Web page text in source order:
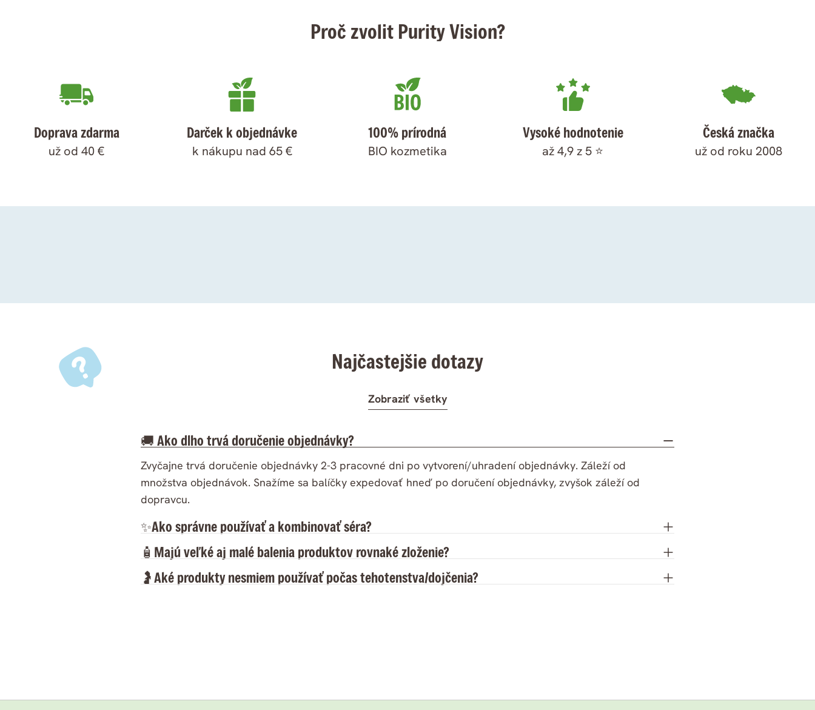
Proč zvolit Purity Vision?
Doprava zdarma
už od 40 €
Darček k objednávke
k nákupu nad 65 €
100% prírodná
BIO kozmetika
Vysoké hodnotenie
až 4,9 z 5 ⭐
Česká značka
už od roku 2008
Najčastejšie dotazy
Zobraziť všetky
🚚 Ako dlho trvá doručenie objednávky?
Zvyčajne trvá doručenie objednávky 2-3 pracovné dni po vytvorení/uhradení objednávky. Záleží od
množstva objednávok. Snažíme sa balíčky expedovať hneď po doručení objednávky, zvyšok záleží od
dopravcu.
✨Ako správne používať a kombinovať séra?
🧴Majú veľké aj malé balenia produktov rovnaké zloženie?
🤰Aké produkty nesmiem používať počas tehotenstva/dojčenia?